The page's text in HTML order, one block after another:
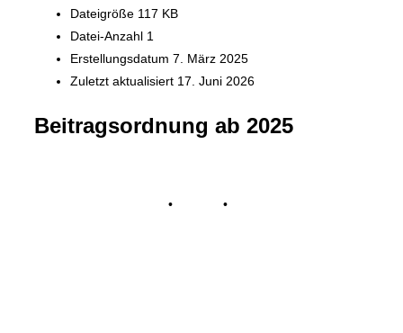
Dateigröße 117 KB
Datei-Anzahl 1
Erstellungsdatum 7. März 2025
Zuletzt aktualisiert 17. Juni 2026
Beitragsordnung ab 2025
• •